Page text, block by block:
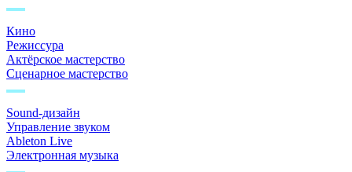
Кино
Режиссура
Актёрское мастерство
Сценарное мастерство
Sound-дизайн
Управление звуком
Ableton Live
Электронная музыка